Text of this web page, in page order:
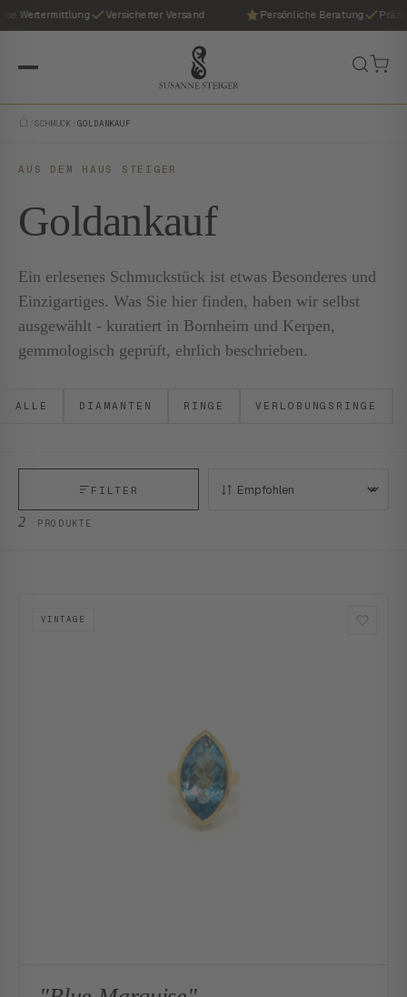
Wertermittlung Versicherter Versand Persönliche Beratung
SCHMUCK /GOLDANKAUF
AUS DEM HAUS STEIGER
Goldankauf
Ein erlesenes Schmuckstück ist etwas Besonderes und
Einzigartiges. Was Sie hier finden, haben wir selbst
ausgewählt - kuratiert in Bornheim und Kerpen,
gemmologisch geprüft, ehrlich beschrieben.
ALLE DIAMANTEN RINGE VERLOBUNGSRINGE
2 PRODUKTE
FILTER SORTIEREN:
VINTAGE